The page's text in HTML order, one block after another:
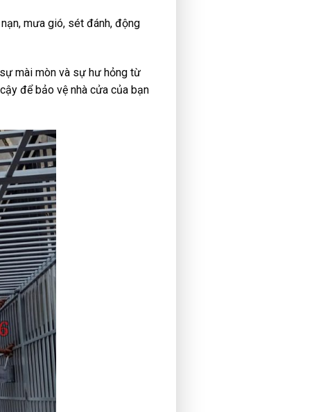
mưa gió, sét đánh, động
mài mòn và sự hư hỏng từ
để bảo vệ nhà cửa của bạn